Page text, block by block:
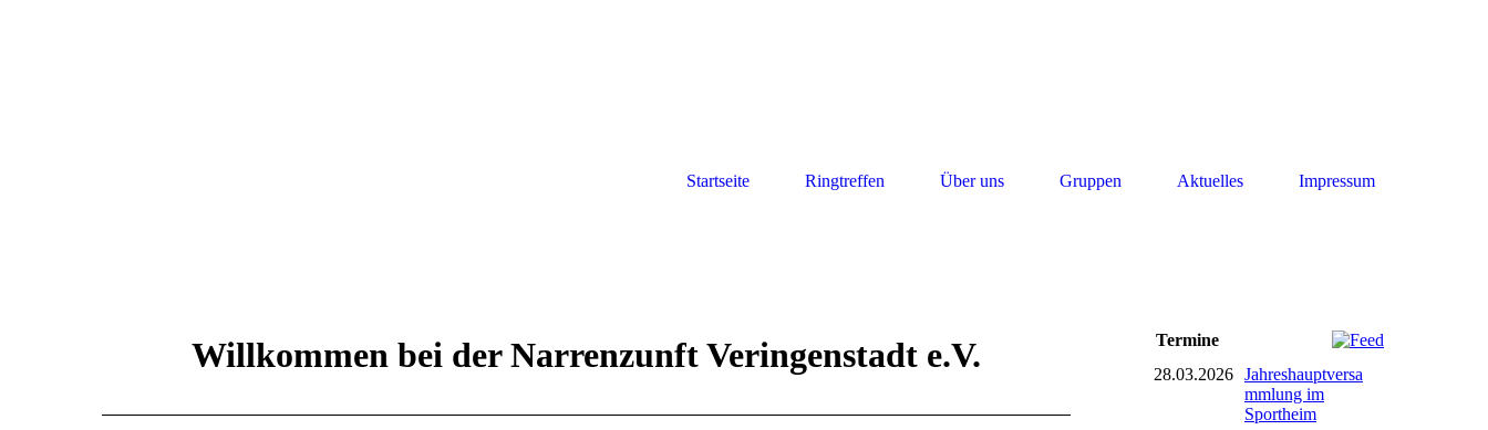
Startseite Ringtreffen Über uns Gruppen Aktuelles Impressum
Willkommen bei der Narrenzunft Veringenstadt e.V.
Termine
28.03.2026 Jahreshauptversa
mmlung im
Sportheim